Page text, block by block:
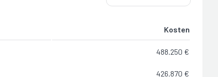
Kosten
488.250 €
426.870 €